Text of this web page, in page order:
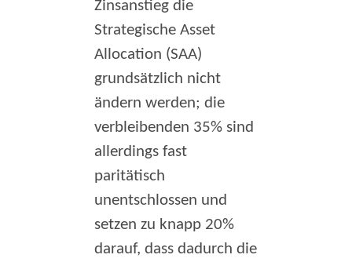
Zinsanstieg die
Strategische Asset
Allocation (SAA)
grundsätzlich nicht
ändern werden; die
verbleibenden 35% sind
allerdings fast
paritätisch
unentschlossen und
setzen zu knapp 20%
darauf, dass dadurch die